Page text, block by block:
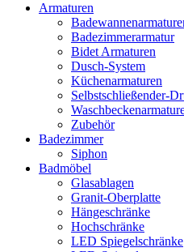
Armaturen
Badezimmerarmatur
Bidet Armaturen
Dusch-System
Küchenarmaturen
Selbstschließender-
Zubehör
Badezimmer
Siphon
Badmöbel
Glasablagen
Granit-Oberplatte
Hängeschränke
Hochschränke
LED Spiegelschränke